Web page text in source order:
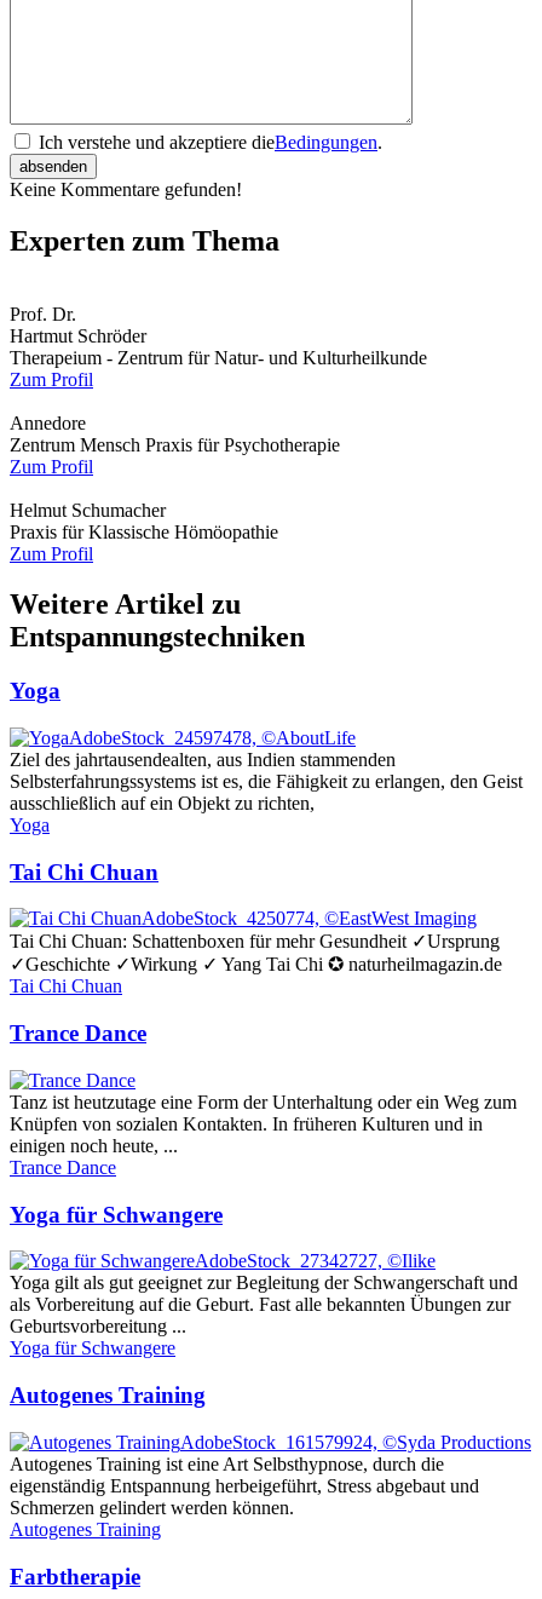
Ich verstehe und akzeptiere dieBedingungen.
Keine Kommentare gefunden!
Experten zum Thema
Prof. Dr.
Hartmut Schröder
Therapeium - Zentrum für Natur- und Kulturheilkunde
Zum Profil
Annedore
Zentrum Mensch Praxis für Psychotherapie
Zum Profil
Helmut Schumacher
Praxis für Klassische Hömöopathie
Zum Profil
Weitere Artikel zu
Entspannungstechniken
Yoga
AdobeStock_24597478, ©AboutLife
Ziel des jahrtausendealten, aus Indien stammenden
Selbsterfahrungssystems ist es, die Fähigkeit zu erlangen, den Geist
ausschließlich auf ein Objekt zu richten,
Yoga
Tai Chi Chuan
AdobeStock_4250774, ©EastWest Imaging
Tai Chi Chuan: Schattenboxen für mehr Gesundheit ✓Ursprung
✓Geschichte ✓Wirkung ✓ Yang Tai Chi ✪ naturheilmagazin.de
Tai Chi Chuan
Trance Dance
Tanz ist heutzutage eine Form der Unterhaltung oder ein Weg zum
Knüpfen von sozialen Kontakten. In früheren Kulturen und in
einigen noch heute, ...
Trance Dance
Yoga für Schwangere
AdobeStock_27342727, ©Ilike
Yoga gilt als gut geeignet zur Begleitung der Schwangerschaft und
als Vorbereitung auf die Geburt. Fast alle bekannten Übungen zur
Geburtsvorbereitung ...
Yoga für Schwangere
Autogenes Training
AdobeStock_161579924, ©Syda Productions
Autogenes Training ist eine Art Selbsthypnose, durch die
eigenständig Entspannung herbeigeführt, Stress abgebaut und
Schmerzen gelindert werden können.
Autogenes Training
Farbtherapie